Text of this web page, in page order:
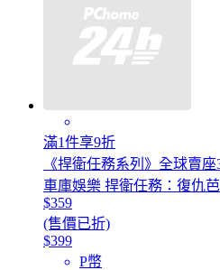
滿1件享9折
《捍衛任務系列》全球賣
車庫娛樂 捍衛任務：復仇
$359
(售價已折)
$399
P幣